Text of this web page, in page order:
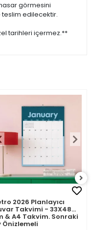
görmesini
edilecektir.
tarihleri içermez.**
2026 Planlayıcı
Takvimi - 33X48
& A4 Takvim. Sonraki
Önizlemeli